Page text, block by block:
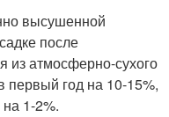
высушенной
после
из атмосферно-сухого
первый год на 10-15%,
на 1-2%.